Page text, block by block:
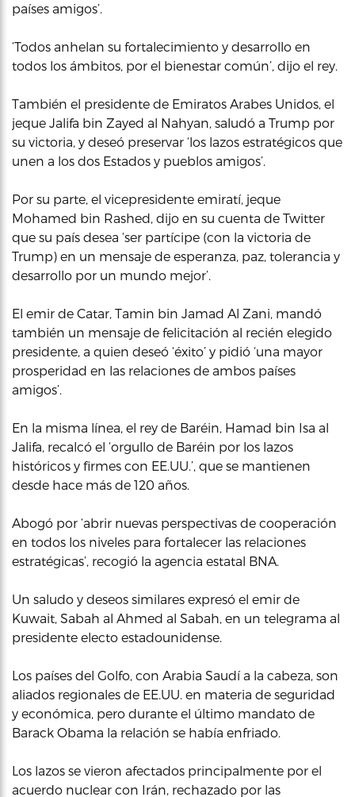
países amigos’.
‘Todos anhelan su fortalecimiento y desarrollo en
todos los ámbitos, por el bienestar común’, dijo el rey.
También el presidente de Emiratos Arabes Unidos, el
jeque Jalifa bin Zayed al Nahyan, saludó a Trump por
su victoria, y deseó preservar ‘los lazos estratégicos que
unen a los dos Estados y pueblos amigos’.
Por su parte, el vicepresidente emiratí, jeque
Mohamed bin Rashed, dijo en su cuenta de Twitter
que su país desea ‘ser partícipe (con la victoria de
Trump) en un mensaje de esperanza, paz, tolerancia y
desarrollo por un mundo mejor’.
El emir de Catar, Tamin bin Jamad Al Zani, mandó
también un mensaje de felicitación al recién elegido
presidente, a quien deseó ‘éxito’ y pidió ‘una mayor
prosperidad en las relaciones de ambos países
amigos’.
En la misma línea, el rey de Baréin, Hamad bin Isa al
Jalifa, recalcó el ‘orgullo de Baréin por los lazos
históricos y firmes con EE.UU.’, que se mantienen
desde hace más de 120 años.
Abogó por ‘abrir nuevas perspectivas de cooperación
en todos los niveles para fortalecer las relaciones
estratégicas’, recogió la agencia estatal BNA.
Un saludo y deseos similares expresó el emir de
Kuwait, Sabah al Ahmed al Sabah, en un telegrama al
presidente electo estadounidense.
Los países del Golfo, con Arabia Saudí a la cabeza, son
aliados regionales de EE.UU. en materia de seguridad
y económica, pero durante el último mandato de
Barack Obama la relación se había enfriado.
Los lazos se vieron afectados principalmente por el
acuerdo nuclear con Irán, rechazado por las